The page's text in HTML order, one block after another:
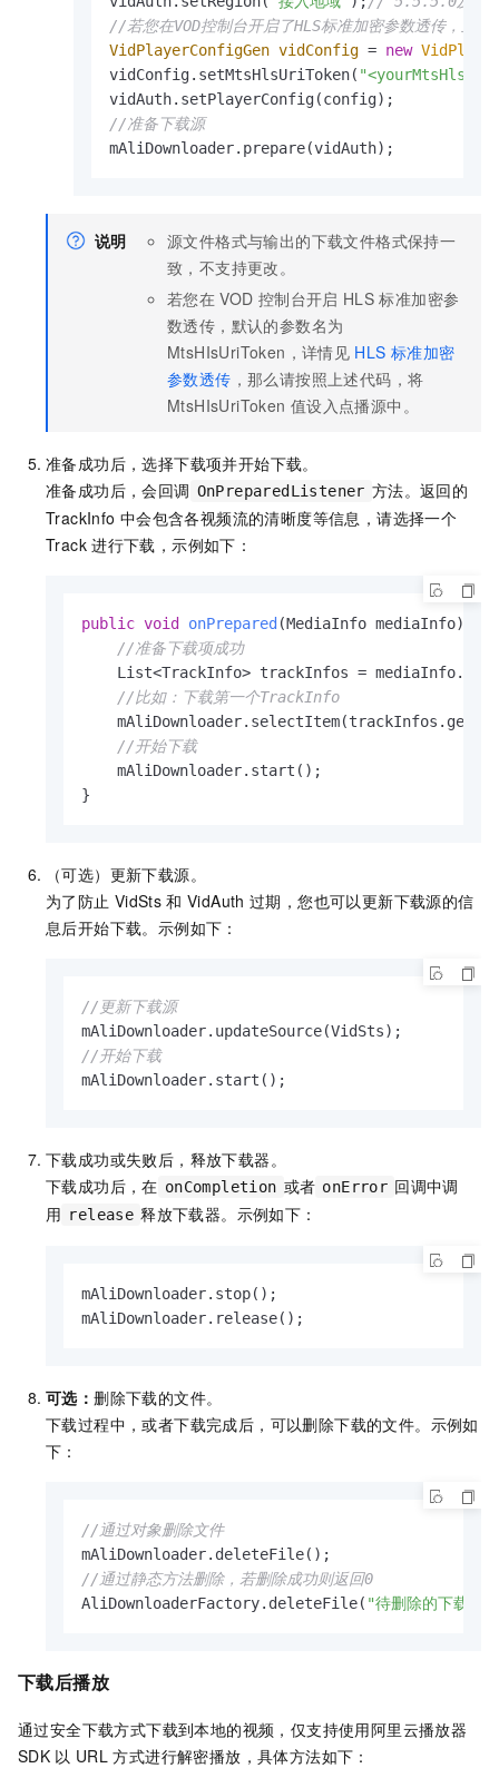
//若您在VOD控制台开启了HLS标准加密参数透传，
VidPlayerConfigGen vidConfig = new
vidConfig.setMtsHlsUriToken(
//准备下载源
mAliDownloader.prepare(vidAuth);
说明
源文件格式与输出的下载文件格式保持一
致，不支持更改。
若您在 VOD 控制台开启 HLS 标准加密参
数透传，默认的参数名为
MtsHIsUriToken，详情见 HLS 标准加密
参数透传 ，那么请按照上述代码，将
MtsHIsUriToken 值设入点播源中。
准备成功后，选择下载项并开始下载。
准备成功后，会回调 OnPreparedListener 方法。返回的
TrackInfo 中会包含各视频流的清晰度等信息，请选择一个
Track 进行下载，示例如下：
public void onPrepared (MediaInfo mediaInfo)
//准备下载项成功
List<TrackInfo> trackInfos =
//比如：下载第一个TrackInfo
    mAliDownloader.selectItem(trackInfos.get(
//开始下载
    mAliDownloader.start();
}
（可选）更新下载源。
为了防止 VidSts 和 VidAuth 过期，您也可以更新下载源的信
息后开始下载。示例如下：
//更新下载源
//开始下载
mAliDownloader.start();
下载成功或失败后，释放下载器。
下载成功后，在 onCompletion 或者 onError 回调中调
用 release 释放下载器。示例如下：
mAliDownloader.stop();
mAliDownloader.release();
可选：删除下载的文件。
下载过程中，或者下载完成后，可以删除下载的文件。示例如
下：
//通过对象删除文件
//通过静态方法删除，若删除成功则返回0
AliDownloaderFactory.deleteFile( "待删除的下载文
下载后播放
通过安全下载方式下载到本地的视频，仅支持使用阿里云播放器
SDK 以 URL 方式进行解密播放，具体方法如下：